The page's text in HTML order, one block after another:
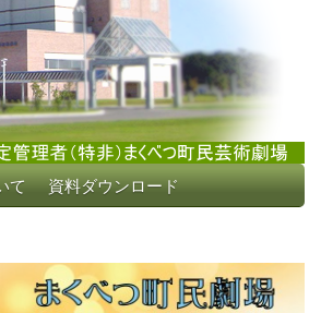
て 資料ダウンロード